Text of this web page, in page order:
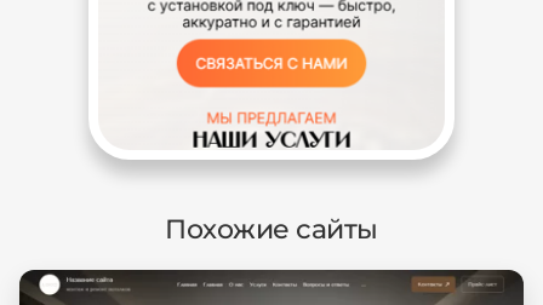
Похожие сайты